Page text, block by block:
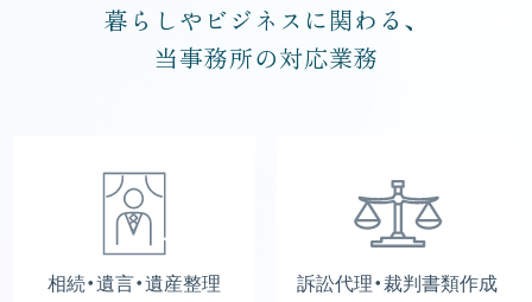
暮らしやビジネスに関わる、
当事務所の対応業務
相続・遺言・遺産整理 訴訟代理・裁判書類作成